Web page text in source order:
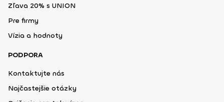
Zľava 20% s UNION
Pre firmy
Vízia a hodnoty
PODPORA
Kontaktujte nás
Najčastejšie otázky